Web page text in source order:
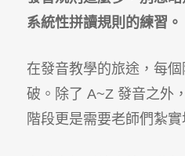
系統性拼讀規則的練習。
在發音教學的旅途，每
破。除了 A~Z 發音之外
階段更是需要老師們紮實